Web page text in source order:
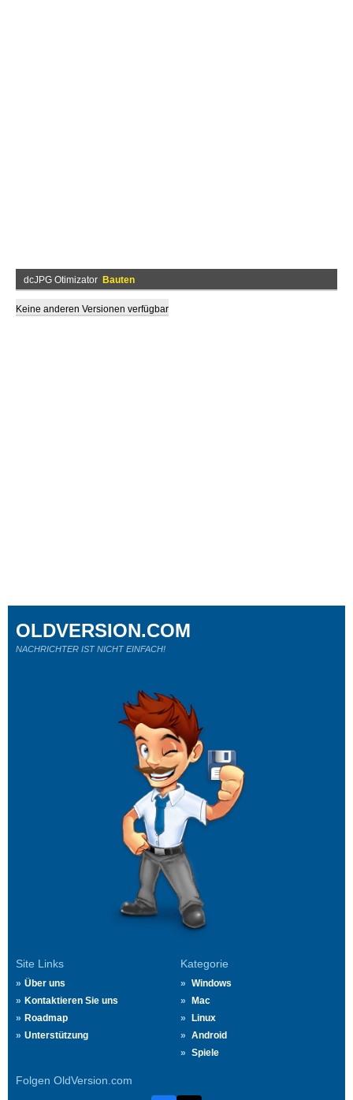
dcJPG Otimizator Bauten
Keine anderen Versionen verfügbar
Site Links
Über uns
Kontaktieren Sie uns
Roadmap
Unterstützung
Kategorie
Windows
Mac
Linux
Android
Spiele
Folgen OldVersion.com
OLDVERSION.COM
NACHRICHTER IST NICHT EINFACH!